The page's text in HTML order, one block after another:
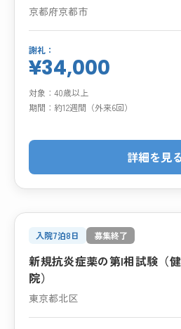
京都府京都市
謝礼：
¥34,000
対象：40歳以上
期間：約12週間（外来6回）
詳細を見る
入院7泊8日 募集終了
新規抗炎症薬の第I相試験（
院）
東京都北区